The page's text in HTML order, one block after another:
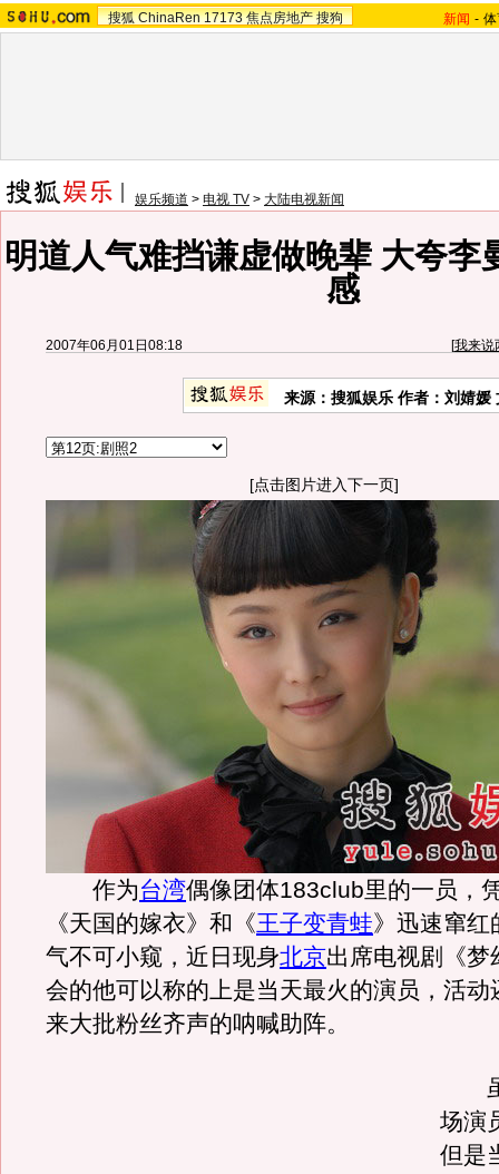
搜狐 ChinaRen 17173 焦点房地产 搜狗 新闻 -
娱乐频道 > 电视 TV > 大陆电视新闻
明道人气难挡谦虚做晚辈 大夸李
感
2007年06月01日08:18 [我来说
来源：搜狐娱乐 作者：刘婧媛
[点击图片进入下一页]
作为台湾偶像团体183club里的一员，
《天国的嫁衣》和《王子变青蛙》迅速窜红
气不可小窥，近日现身北京出席电视剧《梦
会的他可以称的上是当天最火的演员，活动
来大批粉丝齐声的呐喊助阵。
虽
场演
但是